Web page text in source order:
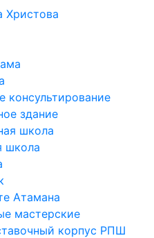
Христова
консультирование
здание
школа
школа
Атамана
мастерские
корпус РПШ